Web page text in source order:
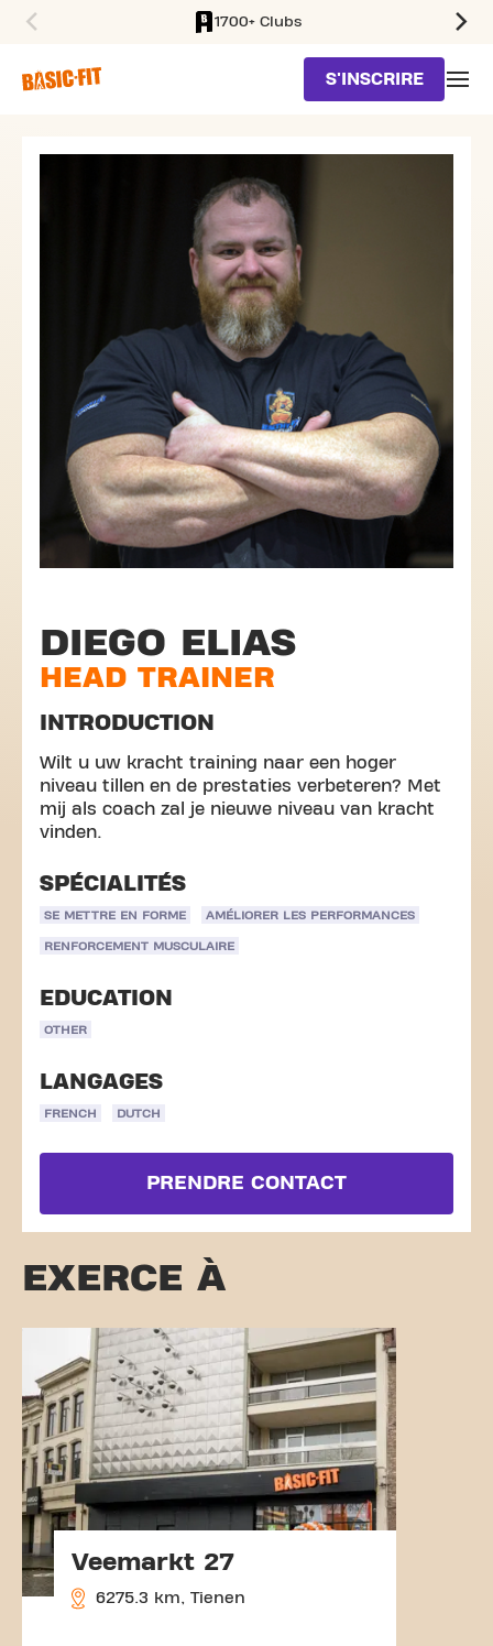
1700+ Clubs
S'INSCRIRE
DIEGO ELIAS
HEAD TRAINER
INTRODUCTION
Wilt u uw kracht training naar een hoger
niveau tillen en de prestaties verbeteren? Met
mij als coach zal je nieuwe niveau van kracht
vinden.
SPÉCIALITÉS
SE METTRE EN FORME AMÉLIORER LES PERFORMANCES
RENFORCEMENT MUSCULAIRE
EDUCATION
OTHER
LANGAGES
FRENCH DUTCH
PRENDRE CONTACT
EXERCE À
Veemarkt 27
6275.3 km, Tienen